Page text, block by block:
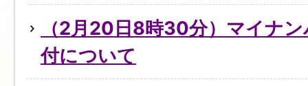
（2月20日8時30分）マイナ
付について